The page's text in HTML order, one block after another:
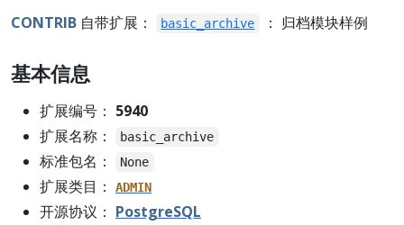
CONTRIB 自带扩展： basic_archive ： 归档模块样例
基本信息
扩展编号： 5940
扩展名称：
basic_archive
标准包名： None
扩展类目： ADMIN
开源协议： PostgreSQL